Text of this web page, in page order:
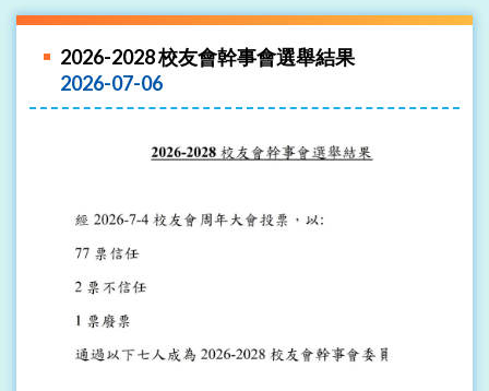
2026-2028 校友會幹事會選舉結果
2026-07-06